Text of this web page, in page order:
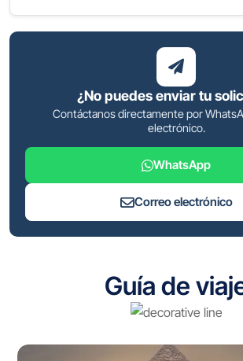
¿No puedes enviar tu
Contáctanos directamente por
electrónico.
WhatsApp
Correo electrónico
Guía de